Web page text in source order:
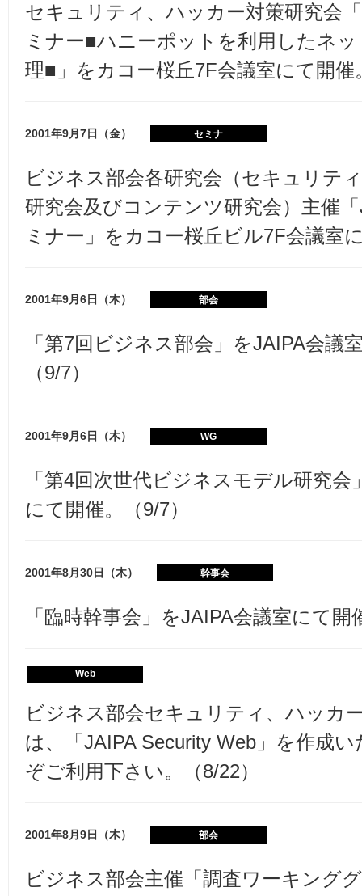
セキュリティ、ハッカー対策研究会
ミナー■ハニーポットを利用したネ
理■」をカコー桜丘7F会議室にて開催
2001年9月7日（金） セミナ
ビジネス部会各研究会（セキュリテ
研究会及びコンテンツ研究会）主催
ミナー」をカコー桜丘ビル7F会議室
2001年9月6日（木） 部会
「第7回ビジネス部会」をJAIPA会議
（9/7）
2001年9月6日（木） WG
「第4回次世代ビジネスモデル研究会
にて開催。（9/7）
2001年8月30日（木） 幹事会
「臨時幹事会」をJAIPA会議室にて開
Web
ビジネス部会セキュリティ、ハッカ
は、「JAIPA Security Web」を作成
ぞご利用下さい。（8/22）
2001年8月9日（木） 部会
ビジネス部会主催「調査ワーキング